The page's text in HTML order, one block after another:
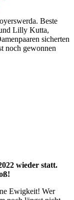
Beste
Lilly Kutta,
sicherten
noch gewonnen
wieder statt.
Ewigkeit! Wer